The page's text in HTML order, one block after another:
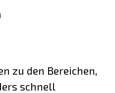
zu den Bereichen,
schnell